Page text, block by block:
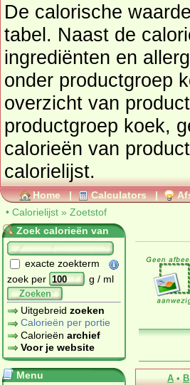
De calorische
tabel. Naast de calorieën wordt ook de
ingrediënten en allergenen
onder productgroep
overzicht van
productgroep koek,
calorieën van producten
calorielijst.
Home | Calculators |
• Calorielijst » Zoetstof
Zoek calorieën van
exacte zoekterm
zoek per
g / ml
Zoeken
Uitgebreid zoeken
Calorieën per portie
Calorieën archief
Voor je website
Menu
A • B